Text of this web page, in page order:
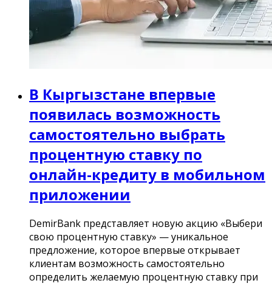
В Кыргызстане впервые
появилась возможность
самостоятельно выбрать
процентную ставку по
онлайн-кредиту в мобильном
приложении
DemirBank представляет новую акцию «Выбери
свою процентную ставку» — уникальное
предложение, которое впервые открывает
клиентам возможность самостоятельно
определить желаемую процентную ставку при